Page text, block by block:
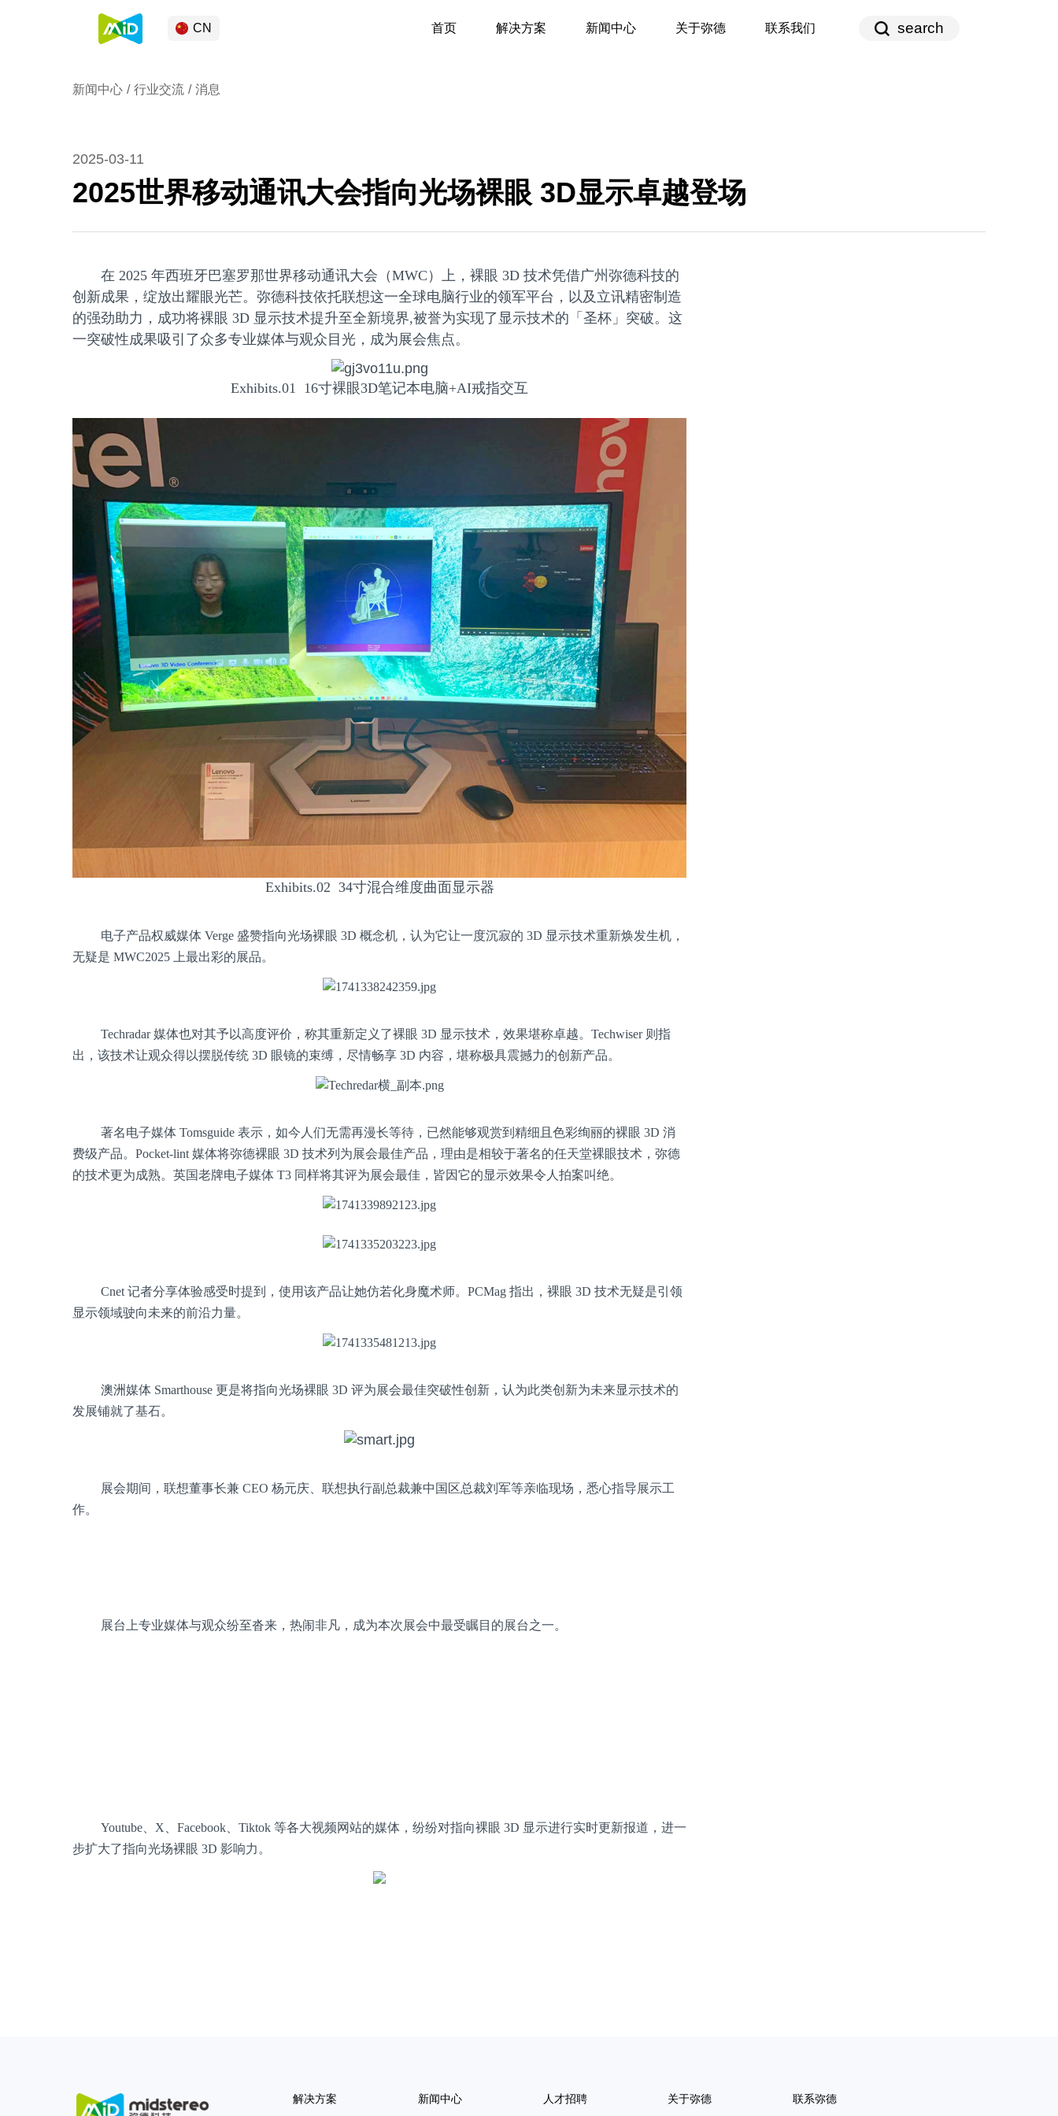
CN 首页 解决方案 新闻中心 关于弥德 联系我们 search
新闻中心 行业交流 消息
2025-03-11
2025世界移动通讯大会指向光场裸眼 3D显示卓越登场
在 2025 年西班牙巴塞罗那世界移动通讯大会（MWC）上，裸眼 3D 技术凭借广州弥德科技的
创新成果，绽放出耀眼光芒。弥德科技依托联想这一全球电脑行业的领军平台，以及立讯精密制造
的强劲助力，成功将裸眼 3D 显示技术提升至全新境界,被誉为实现了显示技术的「圣杯」突破。这
一突破性成果吸引了众多专业媒体与观众目光，成为展会焦点。
Exhibits.01 16寸裸眼3D笔记本电脑+AI戒指交互
Exhibits.02 34寸混合维度曲面显示器
电子产品权威媒体 Verge 盛赞指向光场裸眼 3D 概念机，认为它让一度沉寂的 3D 显示技术重新焕发生机，
无疑是 MWC2025 上最出彩的展品。
Techradar 媒体也对其予以高度评价，称其重新定义了裸眼 3D 显示技术，效果堪称卓越。Techwiser 则指
出，该技术让观众得以摆脱传统 3D 眼镜的束缚，尽情畅享 3D 内容，堪称极具震撼力的创新产品。
著名电子媒体 Tomsguide 表示，如今人们无需再漫长等待，已然能够观赏到精细且色彩绚丽的裸眼 3D 消
费级产品。Pocket-lint 媒体将弥德裸眼 3D 技术列为展会最佳产品，理由是相较于著名的任天堂裸眼技术，弥德
的技术更为成熟。英国老牌电子媒体 T3 同样将其评为展会最佳，皆因它的显示效果令人拍案叫绝。
Cnet 记者分享体验感受时提到，使用该产品让她仿若化身魔术师。PCMag 指出，裸眼 3D 技术无疑是引领
显示领域驶向未来的前沿力量。
澳洲媒体 Smarthouse 更是将指向光场裸眼 3D 评为展会最佳突破性创新，认为此类创新为未来显示技术的
发展铺就了基石。
展会期间，联想董事长兼 CEO 杨元庆、联想执行副总裁兼中国区总裁刘军等亲临现场，悉心指导展示工
作。
展台上专业媒体与观众纷至沓来，热闹非凡，成为本次展会中最受瞩目的展台之一。
Youtube、X、Facebook、Tiktok 等各大视频网站的媒体，纷纷对指向裸眼 3D 显示进行实时更新报道，进一
步扩大了指向光场裸眼 3D 影响力。
解决方案 新闻中心 人才招聘 关于弥德 联系弥德